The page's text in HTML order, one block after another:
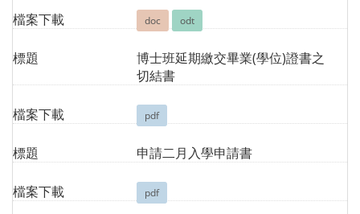
檔案下載 doc odt
標題
博士班延期繳交畢業(學位)證書之
切結書
檔案下載 pdf
標題 申請二月入學申請書
檔案下載 pdf